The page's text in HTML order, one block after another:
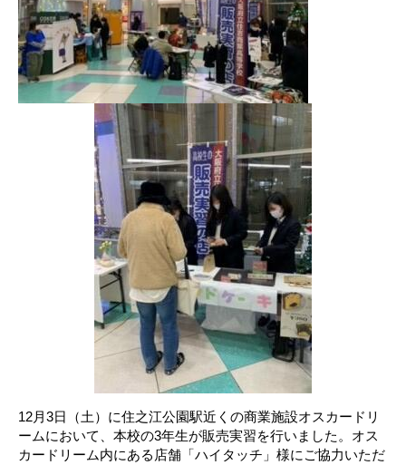
12月3日（土）に住之江公園駅近くの商業施設オスカードリ
ームにおいて、本校の3年生が販売実習を行いました。オス
カードリーム内にある店舗「ハイタッチ」様にご協力いただ